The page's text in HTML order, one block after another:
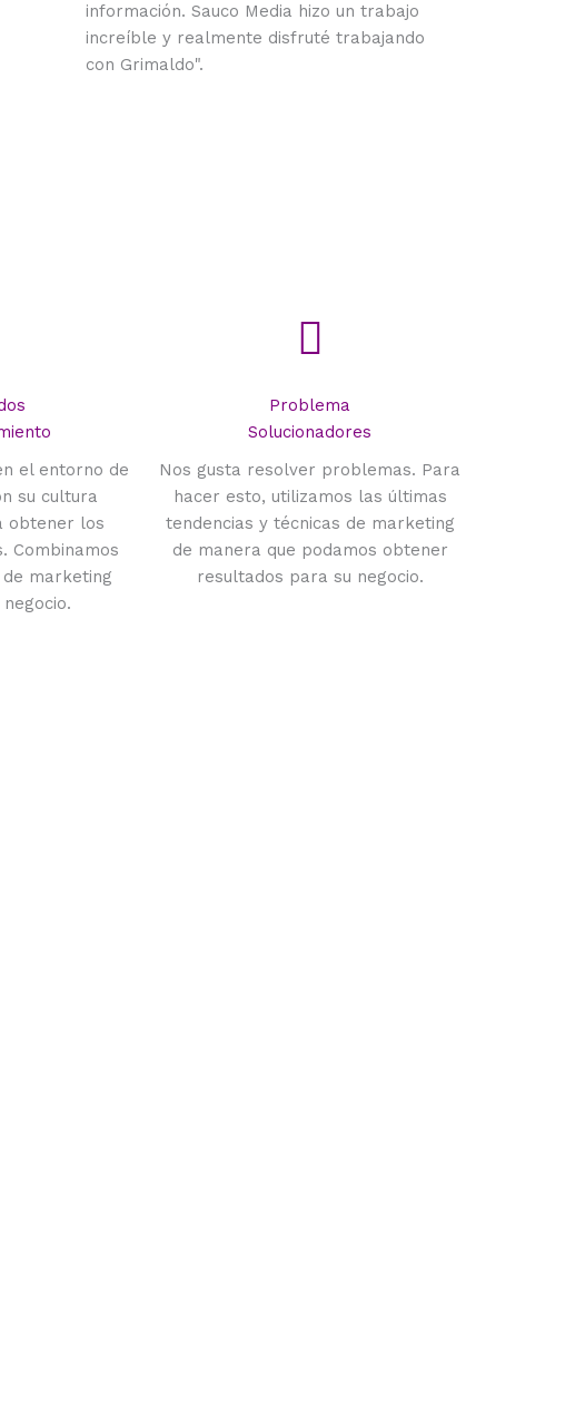
información. Sauco Media hizo un trabajo
increíble y realmente disfruté trabajando
con Grimaldo".
el entorno de
su cultura
obtener los
Combinamos
marketing
Problema
Solucionadores
Nos gusta resolver problemas. Para
hacer esto, utilizamos las últimas
tendencias y técnicas de marketing
de manera que podamos obtener
resultados para su negocio.